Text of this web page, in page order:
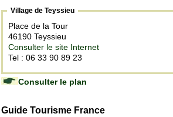
Village de Teyssieu
Place de la Tour
46190 Teyssieu
Consulter le site Internet
Tel : 06 33 90 89 23
Consulter le plan
Guide Tourisme France